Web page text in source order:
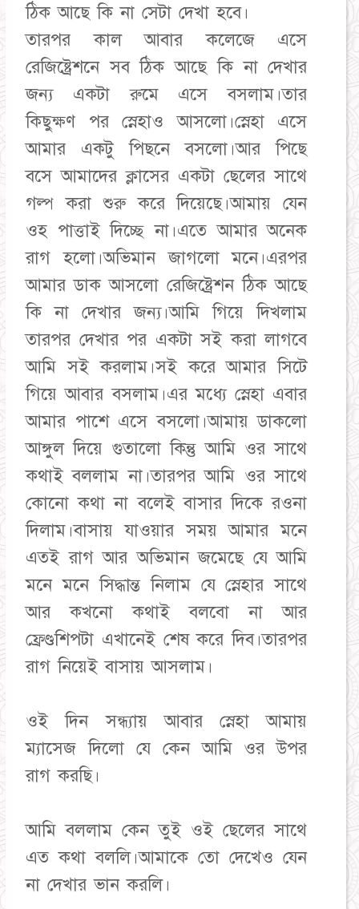
ঠিক আছে কি না সেটা দেখা হবে।
তারপর কাল আবার কলেজে এসে
রেজিষ্ট্রেশনে সব ঠিক আছে কি না দেখার
জন্য একটা রুমে এসে বসলাম।তার
কিছুক্ষণ পর স্নেহাও আসলো।স্নেহা এসে
আমার একটু পিছনে বসলো।আর পিছে
বসে আমাদের ক্লাসের একটা ছেলের সাথে
গল্প করা শুরু করে দিয়েছে।আমায় যেন
ওহ পাত্তাই দিচ্ছে না।এতে আমার অনেক
রাগ হলো।অভিমান জাগলো মনে।এরপর
আমার ডাক আসলো রেজিষ্ট্রেশন ঠিক আছে
কি না দেখার জন্য।আমি গিয়ে দিখলাম
তারপর দেখার পর একটা সই করা লাগবে
আমি সই করলাম।সই করে আমার সিটে
গিয়ে আবার বসলাম।এর মধ্যে স্নেহা এবার
আমার পাশে এসে বসলো।আমায় ডাকলো
আঙ্গুল দিয়ে গুতালো কিন্তু আমি ওর সাথে
কথাই বললাম না।তারপর আমি ওর সাথে
কোনো কথা না বলেই বাসার দিকে রওনা
দিলাম।বাসায় যাওয়ার সময় আমার মনে
এতই রাগ আর অভিমান জমেছে যে আমি
মনে মনে সিদ্ধান্ত নিলাম যে স্নেহার সাথে
আর কখনো কথাই বলবো না আর
ফ্রেণ্ডশিপটা এখানেই শেষ করে দিব।তারপর
রাগ নিয়েই বাসায় আসলাম।
ওই দিন সন্ধ্যায় আবার স্নেহা আমায়
ম্যাসেজ দিলো যে কেন আমি ওর উপর
রাগ করছি।
আমি বললাম কেন তুই ওই ছেলের সাথে
এত কথা বললি।আমাকে তো দেখেও যেন
না দেখার ভান করলি।